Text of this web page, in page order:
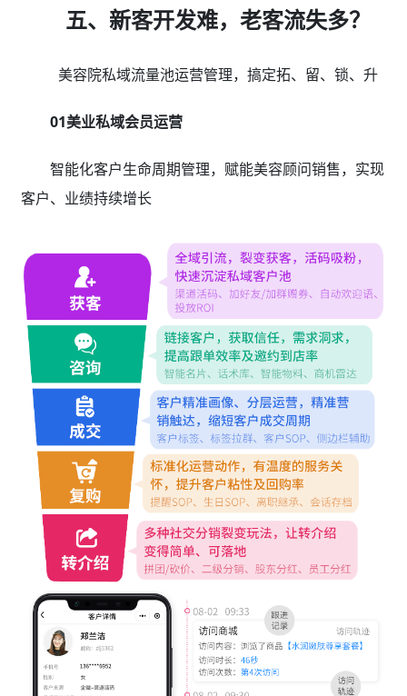
五、新客开发难，老客流失多？
美容院私域流量池运营管理，搞定拓、留、锁、升
01美业私域会员运营
智能化客户生命周期管理，赋能美容顾问销售，实现
客户、业绩持续增长